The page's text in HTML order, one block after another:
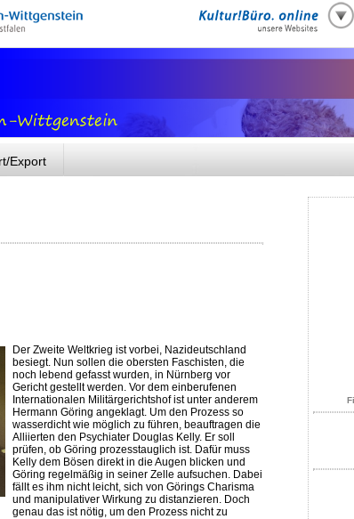
Export
Der Zweite Weltkrieg ist vorbei, Nazideutschland
besiegt. Nun sollen die obersten Faschisten, die
noch lebend gefasst wurden, in Nürnberg vor
Gericht gestellt werden. Vor dem einberufenen
Internationalen Militärgerichtshof ist unter anderem
Hermann Göring angeklagt. Um den Prozess so
wasserdicht wie möglich zu führen, beauftragen die
Alliierten den Psychiater Douglas Kelly. Er soll
prüfen, ob Göring prozesstauglich ist. Dafür muss
Kelly dem Bösen direkt in die Augen blicken und
Göring regelmäßig in seiner Zelle aufsuchen. Dabei
fällt es ihm nicht leicht, sich von Görings Charisma
und manipulativer Wirkung zu distanzieren. Doch
genau das ist nötig, um den Prozess nicht zu